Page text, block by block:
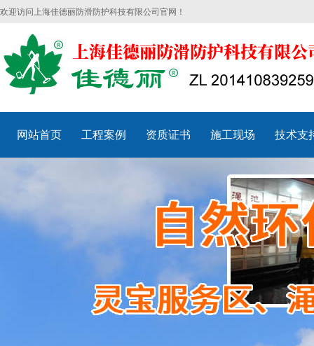
欢迎访问上海佳德丽防滑防护科技有限公司官网！
网站首页 工程案例 资质证书 施工现场 技术支